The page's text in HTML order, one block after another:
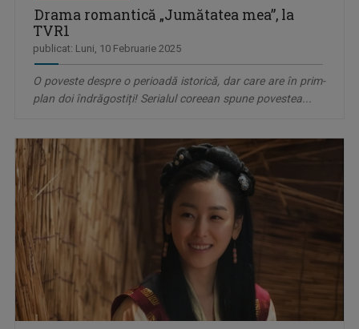
Drama romantică „Jumătatea mea”, la
TVR1
publicat: Luni, 10 Februarie 2025
O poveste despre o perioadă istorică, dar care are în prim-
plan doi îndrăgostiți! Serialul coreean spune povestea...